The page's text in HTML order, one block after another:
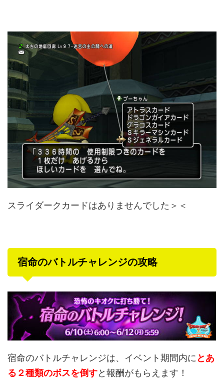
スライダークカードはありませんでした＞＜
宿命のバトルチャレンジの攻略
宿命のバトルチャレンジは、イベント期間内にとあ
る２種類のボスを倒すと報酬がもらえます！